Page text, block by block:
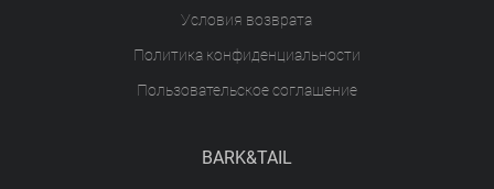
Условия возврата
Политика конфиденциальности
Пользовательское соглашение
BARK&TAIL